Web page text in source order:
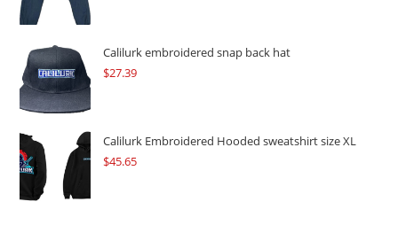
Calilurk embroidered snap back hat
$27.39
Calilurk Embroidered Hooded sweatshirt size XL
$45.65